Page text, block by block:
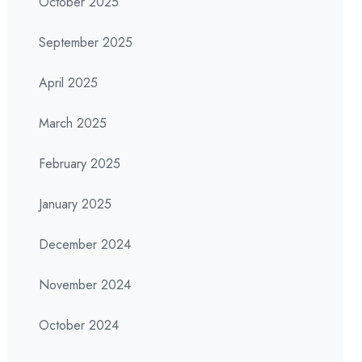
September 2025
April 2025
March 2025
February 2025
January 2025
December 2024
November 2024
October 2024